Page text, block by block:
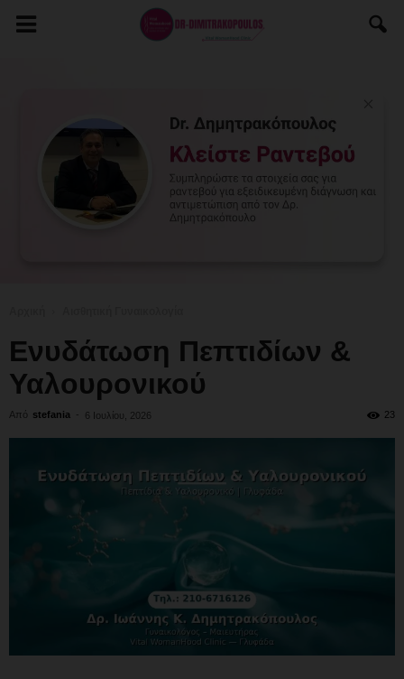
Ενυδάτωση Πεπτιδίων &
Υαλουρονικού
Από stefania - 6 Ιουλίου, 2026 23